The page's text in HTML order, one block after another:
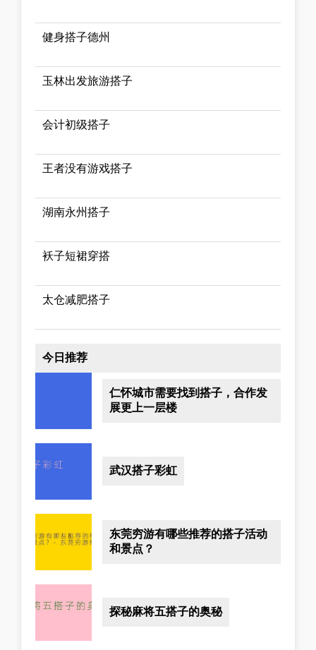
健身搭子德州
玉林出发旅游搭子
会计初级搭子
王者没有游戏搭子
湖南永州搭子
袄子短裙穿搭
太仓减肥搭子
今日推荐
仁怀城市需要找到搭子，合作发
展更上一层楼
武汉搭子彩虹
东莞穷游有哪些推荐的搭子活动
和景点？
探秘麻将五搭子的奥秘